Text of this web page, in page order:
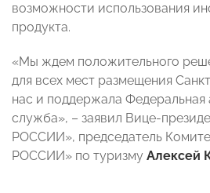
возможности использования
продукта.
«Мы ждем положительного
для всех мест размещения
нас и поддержала Федеральная
служба», – заявил Вице-
РОССИИ», председатель
РОССИИ» по туризму Алексей